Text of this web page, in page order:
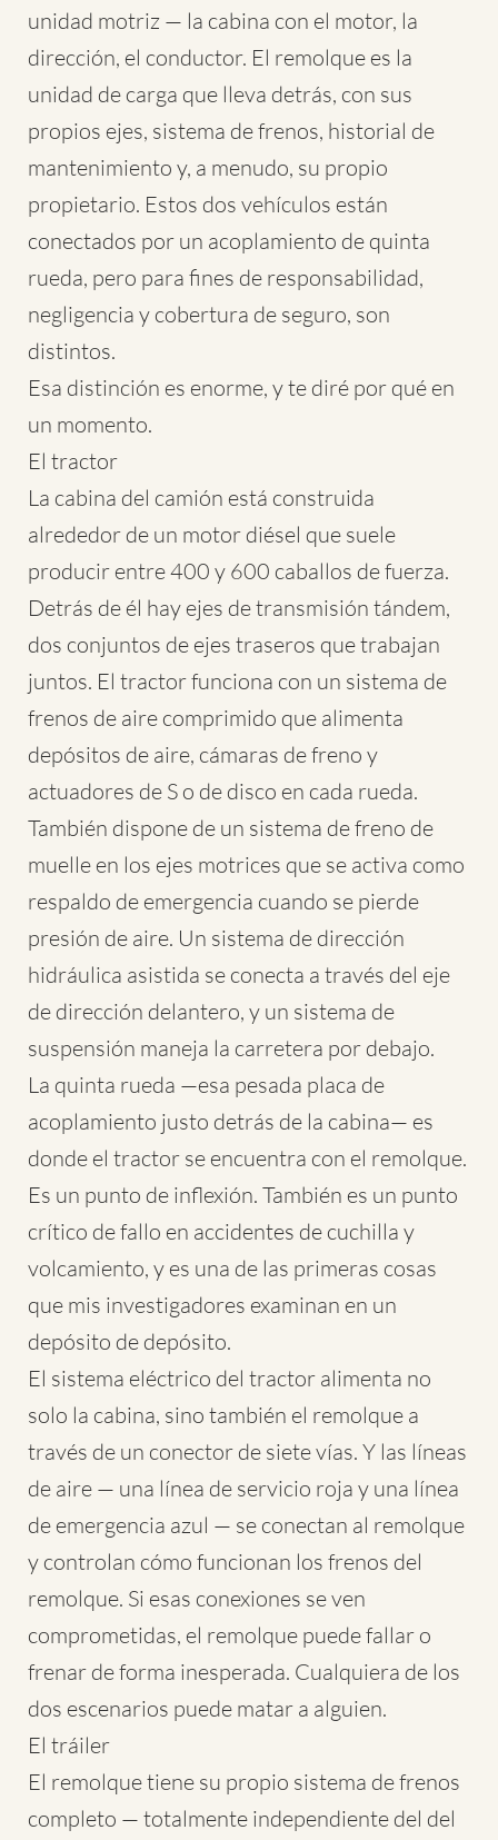
unidad motriz — la cabina con el motor, la
dirección, el conductor. El remolque es la
unidad de carga que lleva detrás, con sus
propios ejes, sistema de frenos, historial de
mantenimiento y, a menudo, su propio
propietario. Estos dos vehículos están
conectados por un acoplamiento de quinta
rueda, pero para fines de responsabilidad,
negligencia y cobertura de seguro, son
distintos.
Esa distinción es enorme, y te diré por qué en
un momento.
El tractor
La cabina del camión está construida
alrededor de un motor diésel que suele
producir entre 400 y 600 caballos de fuerza.
Detrás de él hay ejes de transmisión tándem,
dos conjuntos de ejes traseros que trabajan
juntos. El tractor funciona con un sistema de
frenos de aire comprimido que alimenta
depósitos de aire, cámaras de freno y
actuadores de S o de disco en cada rueda.
También dispone de un sistema de freno de
muelle en los ejes motrices que se activa como
respaldo de emergencia cuando se pierde
presión de aire. Un sistema de dirección
hidráulica asistida se conecta a través del eje
de dirección delantero, y un sistema de
suspensión maneja la carretera por debajo.
La quinta rueda —esa pesada placa de
acoplamiento justo detrás de la cabina— es
donde el tractor se encuentra con el remolque.
Es un punto de inflexión. También es un punto
crítico de fallo en accidentes de cuchilla y
volcamiento, y es una de las primeras cosas
que mis investigadores examinan en un
depósito de depósito.
El sistema eléctrico del tractor alimenta no
solo la cabina, sino también el remolque a
través de un conector de siete vías. Y las líneas
de aire — una línea de servicio roja y una línea
de emergencia azul — se conectan al remolque
y controlan cómo funcionan los frenos del
remolque. Si esas conexiones se ven
comprometidas, el remolque puede fallar o
frenar de forma inesperada. Cualquiera de los
dos escenarios puede matar a alguien.
El tráiler
El remolque tiene su propio sistema de frenos
completo — totalmente independiente del del